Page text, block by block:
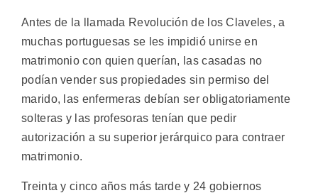
Antes de la llamada Revolución de los Claveles, a
muchas portuguesas se les impidió unirse en
matrimonio con quien querían, las casadas no
podían vender sus propiedades sin permiso del
marido, las enfermeras debían ser obligatoriamente
solteras y las profesoras tenían que pedir
autorización a su superior jerárquico para contraer
matrimonio.
Treinta y cinco años más tarde y 24 gobiernos